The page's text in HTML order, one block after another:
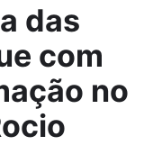
das
com
no